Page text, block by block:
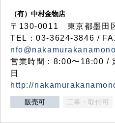
（有）中村金物店
〒130-0011 東京都墨田
TEL：03-3624-3846 /
営業時間：8:00〜18:00 /
日
http://
販売可 工事・取付可